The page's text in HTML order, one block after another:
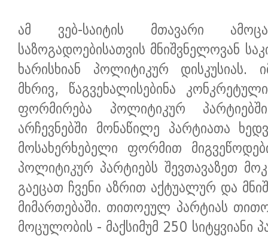
ამ ვებ-საიტის მთავარი
საზოგადოებისათვის მნიშვნელოვან
ხარისხიან პოლიტიკურ დისკუსიას.
მხრივ, წაგვეხალისებინა
ფორმირება პოლიტიკურ
არჩევნებში მონაწილე პარტიათა
მოსახერხებელი ფორმით
პოლიტიკურ პარტიებს შევთავაზეთ
გაეცათ ჩვენი აზრით აქტუალურ და
მიმართებაში. თითოეულ პარტიას
მოცულობის - მაქსიმუმ 250 სიტყვიანი